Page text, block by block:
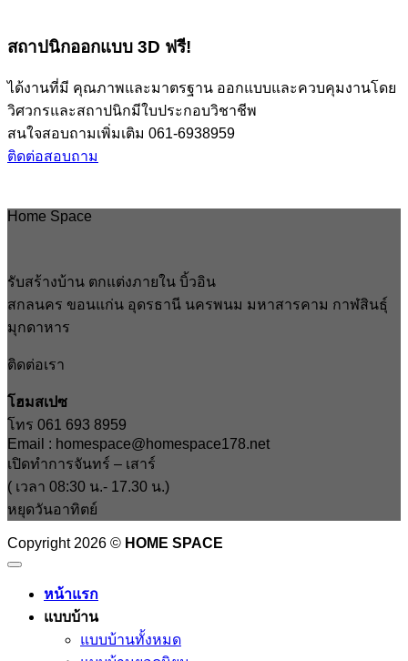
สถาปนิกออกแบบ 3D ฟรี!
ได้งานที่มี คุณภาพและมาตรฐาน ออกแบบและควบคุมงานโดย
วิศวกรและสถาปนิกมีใบประกอบวิชาชีพ
สนใจสอบถามเพิ่มเติม 061-6938959
ติดต่อสอบถาม
Home Space
รับสร้างบ้าน ตกแต่งภายใน บิ้วอิน
สกลนคร ขอนแก่น อุดรธานี นครพนม มหาสารคาม กาฬสินธุ์
มุกดาหาร
ติดต่อเรา
โฮมสเปซ
โทร 061 693 8959
Email : homespace@homespace178.net
เปิดทำการจันทร์ – เสาร์
( เวลา 08:30 น.- 17.30 น.)
หยุดวันอาทิตย์
Copyright 2026 © HOME SPACE
หน้าแรก
แบบบ้าน
แบบบ้านทั้งหมด